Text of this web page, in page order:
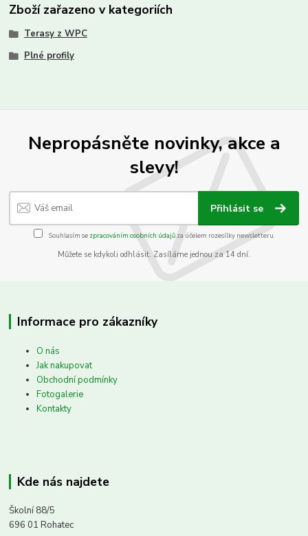
Zboží zařazeno v kategoriích
Terasy z WPC
Plné profily
Nepropásněte novinky, akce a
slevy!
Přihlásit se
Souhlasím se zpracováním osobních údajůza účelem rozesílky newsletteru.
Můžete se kdykoli odhlásit. Zasíláme jednou za 14 dní.
Informace pro zákazníky
O nás
Jak nakupovat
Obchodní podmínky
Fotogalerie
Kontakty
Kde nás najdete
Školní 88/5
696 01 Rohatec